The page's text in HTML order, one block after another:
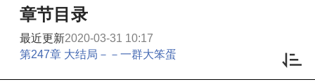
章节目录
最近更新2020-03-31 10:17
第247章 大结局－－一群大笨蛋